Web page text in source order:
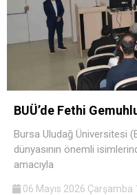
BUÜ’de Fethi
Bursa Uludağ Üniversitesi
dünyasının önemli
amacıyla
06 Mayıs 2026 Çarşamba